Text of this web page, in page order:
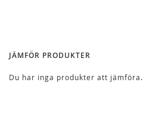
JÄMFÖR PRODUKTER
Du har inga produkter att jämföra.